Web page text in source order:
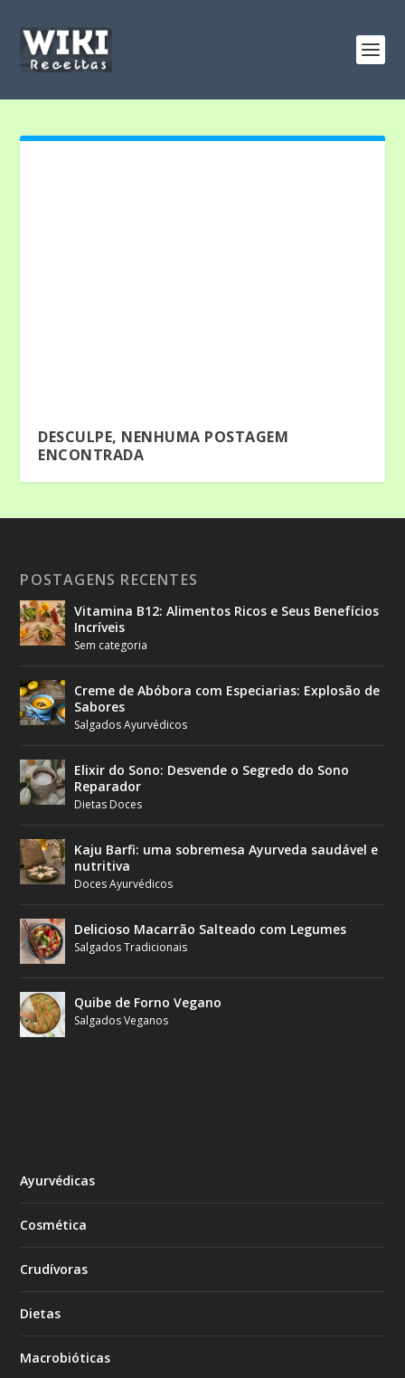
DESCULPE, NENHUMA POSTAGEM
ENCONTRADA
POSTAGENS RECENTES
Vitamina B12: Alimentos Ricos e Seus Benefícios
Incríveis
Sem categoria
Creme de Abóbora com Especiarias: Explosão de
Sabores
Salgados Ayurvédicos
Elixir do Sono: Desvende o Segredo do Sono
Reparador
Dietas Doces
Kaju Barfi: uma sobremesa Ayurveda saudável e
nutritiva
Doces Ayurvédicos
Delicioso Macarrão Salteado com Legumes
Salgados Tradicionais
Quibe de Forno Vegano
Salgados Veganos
Ayurvédicas
Cosmética
Crudívoras
Dietas
Macrobióticas